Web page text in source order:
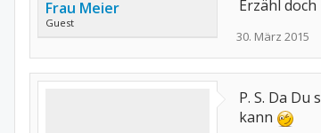
Frau Meier
Guest
Erzähl
30. März 2015
P. S. Da
kann